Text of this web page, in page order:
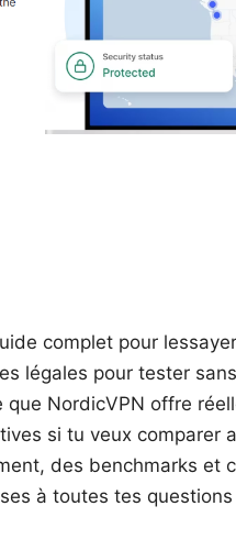
complet pour
légales pour tester
NordicVPN offre
si tu veux comparer
des benchmarks et
à toutes tes